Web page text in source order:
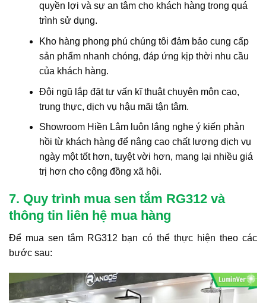
quyền lợi và sự an tâm cho khách hàng trong quá
trình sử dụng.
Kho hàng phong phú chúng tôi đảm bảo cung cấp
sản phẩm nhanh chóng, đáp ứng kịp thời nhu cầu
của khách hàng.
Đội ngũ lắp đặt tư vấn kĩ thuật chuyên môn cao,
trung thực, dịch vụ hậu mãi tận tâm.
Showroom Hiền Lâm luôn lắng nghe ý kiến phản
hồi từ khách hàng để nâng cao chất lượng dịch vụ
ngày một tốt hơn, tuyệt vời hơn, mang lại nhiều giá
trị hơn cho cộng đồng xã hội.
7. Quy trình mua sen tắm RG312 và
thông tin liên hệ mua hàng
Để mua sen tắm RG312 bạn có thể thực hiện theo các
bước sau: